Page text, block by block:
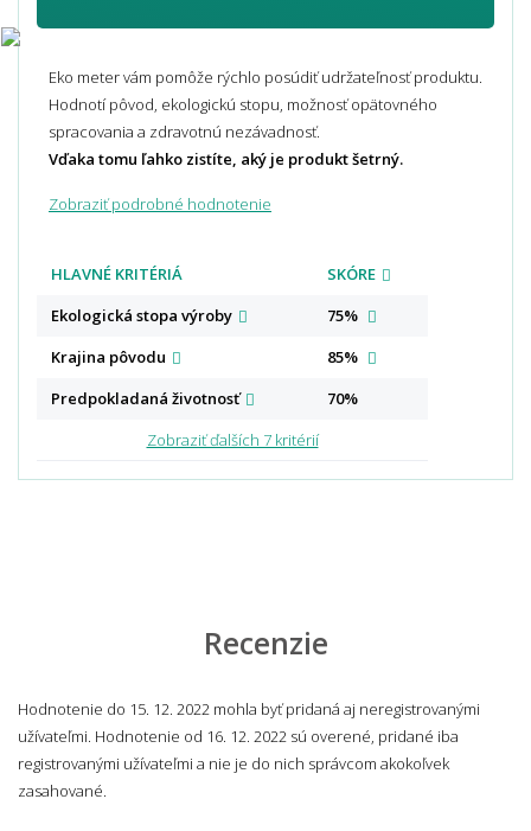
Eko meter vám pomôže rýchlo posúdiť udržateľnosť produktu.
Hodnotí pôvod, ekologickú stopu, možnosť opätovného
spracovania a zdravotnú nezávadnosť.
Vďaka tomu ľahko zistíte, aký je produkt šetrný.
Zobraziť podrobné hodnotenie
HLAVNÉ KRITÉRIÁ
SKÓRE
Ekologická stopa výroby
75%
Krajina pôvodu
85%
Predpokladaná životnosť
70%
Zobraziť ďalších 7 kritérií
Recenzie
Hodnotenie do 15. 12. 2022 mohla byť pridaná aj neregistrovanými
užívateľmi. Hodnotenie od 16. 12. 2022 sú overené, pridané iba
registrovanými užívateľmi a nie je do nich správcom akokoľvek
zasahované.